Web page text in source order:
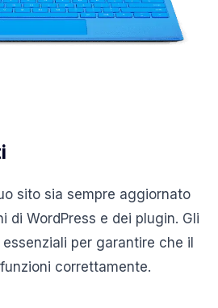
sito sia sempre aggiornato
di WordPress e dei plugin. Gli
per garantire che il
correttamente.